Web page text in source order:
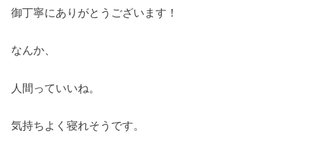
御丁寧にありがとうございます！
なんか、
人間っていいね。
気持ちよく寝れそうです。